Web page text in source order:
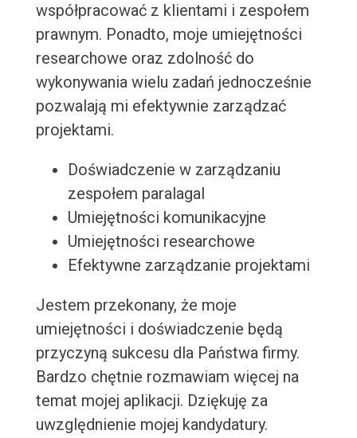
współpracować z klientami i zespołem
prawnym. Ponadto, moje umiejętności
researchowe oraz zdolność do
wykonywania wielu zadań jednocześnie
pozwalają mi efektywnie zarządzać
projektami.
Doświadczenie w zarządzaniu
zespołem paralagal
Umiejętności komunikacyjne
Umiejętności researchowe
Efektywne zarządzanie projektami
Jestem przekonany, że moje
umiejętności i doświadczenie będą
przyczyną sukcesu dla Państwa firmy.
Bardzo chętnie rozmawiam więcej na
temat mojej aplikacji. Dziękuję za
uwzględnienie mojej kandydatury.